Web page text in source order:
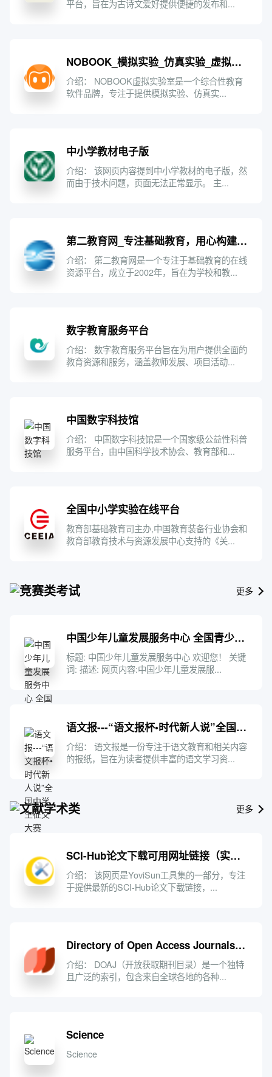
平台，旨在为古诗文爱好提供便捷的发布和...
NOBOOK_模拟实验_仿真实验_虚拟仿真实验-NOBOOK虚拟实验室
介绍： NOBOOK虚拟实验室是一个综合性教育
软件品牌，专注于提供模拟实验、仿真实...
中小学教材电子版
介绍： 该网页内容提到中小学教材的电子版，然
而由于技术问题，页面无法正常显示。 主...
第二教育网_专注基础教育，用心构建教与学一站式服务平台！
介绍： 第二教育网是一个专注于基础教育的在线
资源平台，成立于2002年，旨在为学校和教...
数字教育服务平台
介绍： 数字教育服务平台旨在为用户提供全面的
教育资源和服务，涵盖教师发展、项目活动...
中国数字科技馆
介绍： 中国数字科技馆是一个国家级公益性科普
服务平台，由中国科学技术协会、教育部和...
全国中小学实验在线平台
教育部基础教育司主办,中国教育装备行业协会和
教育部教育技术与资源发展中心支持的《关...
竞赛类考试 更多
中国少年儿童发展服务中心 全国青少年人工智能创新挑战赛
标题: 中国少年儿童发展服务中心 欢迎您！ 关键
词: 描述: 网页内容:中国少年儿童发展服...
语文报---“语文报杯•时代新人说”全国中学生征文大赛
介绍： 语文报是一份专注于语文教育和相关内容
的报纸，旨在为读者提供丰富的语文学习资...
文献学术类 更多
SCI-Hub论文下载可用网址链接（实时更新） - YoviSun工具集
介绍： 该网页是YoviSun工具集的一部分，专注
于提供最新的SCI-Hub论文下载链接，...
Directory of Open Access Journals – DOAJ
介绍： DOAJ（开放获取期刊目录）是一个独特
且广泛的索引，包含来自全球各地的各种...
Science
Science